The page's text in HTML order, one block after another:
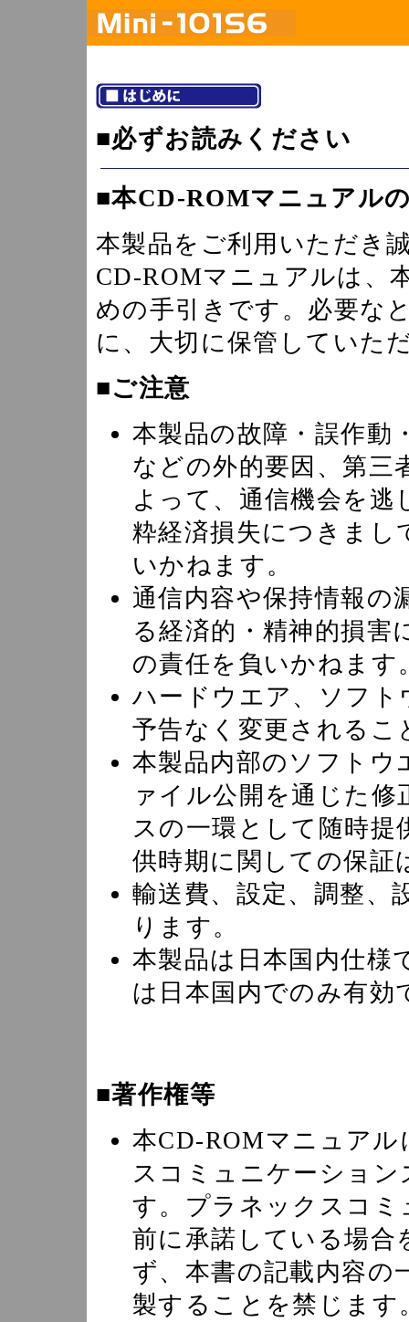
■必ずお読みください
■本CD-ROMマニュアル
本製品をご利用いただき
CD-ROMマニュアルは、
めの手引きです。必要な
に、大切に保管していた
■ご注意
本製品の故障・誤作動
などの外的要因、第三
よって、通信機会を
粋経済損失につきまし
いかねます。
通信内容や保持情報の
る経済的・精神的損害
の責任を負いかねます
ハードウエア、ソフト
予告なく変更されるこ
本製品内部のソフトウ
ァイル公開を通じた
スの一環として随時
供時期に関しての保証
輸送費、設定、調整、
ります。
本製品は日本国内仕様
は日本国内でのみ有効
■著作権等
本CD-ROMマニュア
スコミュニケーショ
す。プラネックスコ
前に承諾している場合
ず、本書の記載内容の
製することを禁じます